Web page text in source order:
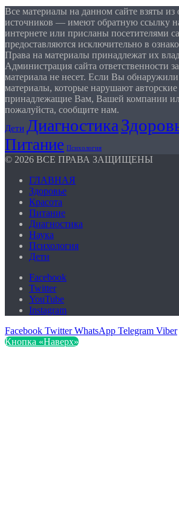
Все материалы на данном сайте взяты из
источников — имеют обратную ссылку
интернете или присланы посетителями
предоставляются исключительно в
Права на материалы принадлежат их
Администрация сайта ответственности
материала не несет. Если Вы
материалы, которые нарушают авторские
принадлежащие Вам, Вашей компании
пожалуйста, сообщите нам.
Дети Диагностика
Питание Психология
© 2026 ВСЕ ПРАВА ЗАЩИЩЕНЫ
ГЛАВНАЯ
Здоровье
Красота
Питание
Диагностика
Наука
Психология
Дети
Facebook
Twitter
YouTube
Instagram
Facebook Twitter WhatsApp Telegram Viber
Кнопка «Наверх»